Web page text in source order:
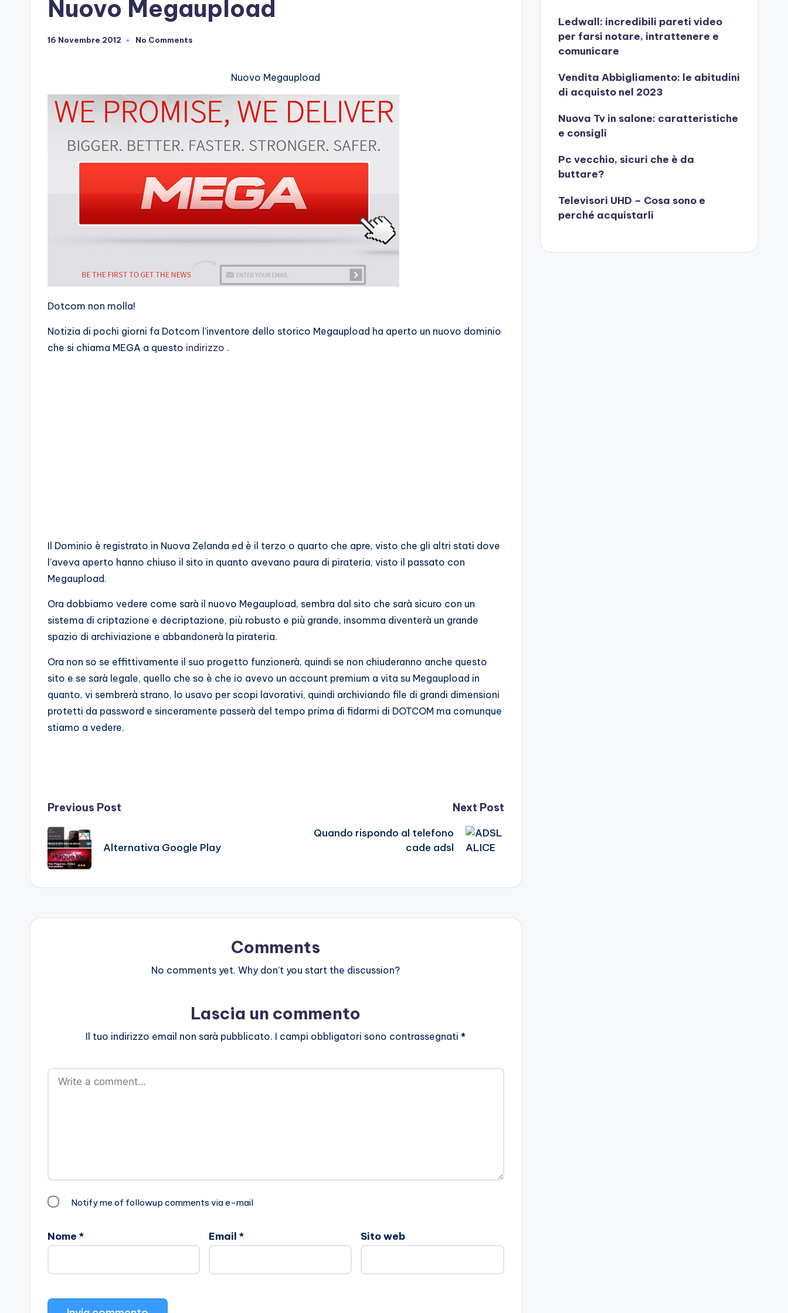
Nuovo Megaupload
16 Novembre 2012 No Comments
Nuovo Megaupload
Dotcom non molla!
Notizia di pochi giorni fa Dotcom l’inventore dello storico Megaupload ha aperto un nuovo dominio
che si chiama MEGA a questo indirizzo .
Il Dominio è registrato in Nuova Zelanda ed è il terzo o quarto che apre, visto che gli altri stati dove
l’aveva aperto hanno chiuso il sito in quanto avevano paura di pirateria, visto il passato con
Megaupload.
Ora dobbiamo vedere come sarà il nuovo Megaupload, sembra dal sito che sarà sicuro con un
sistema di criptazione e decriptazione, più robusto e più grande, insomma diventerà un grande
spazio di archiviazione e abbandonerà la pirateria.
Ora non so se effittivamente il suo progetto funzionerà, quindi se non chiuderanno anche questo
sito e se sarà legale, quello che so è che io avevo un account premium a vita su Megaupload in
quanto, vi sembrerà strano, lo usavo per scopi lavorativi, quindi archiviando file di grandi dimensioni
protetti da password e sinceramente passerà del tempo prima di fidarmi di DOTCOM ma comunque
stiamo a vedere.
Post
navigation
Previous Post
Alternativa Google Play
Next Post
Quando rispondo al telefono
cade adsl
Comments
No comments yet. Why don’t you start the discussion?
Lascia un commento
Il tuo indirizzo email non sarà pubblicato. I campi obbligatori sono contrassegnati*
Notify me of followup comments via e-mail
Nome * Email * Sito web
Ledwall: incredibili pareti video
per farsi notare, intrattenere e
comunicare
Vendita Abbigliamento: le abitudini
di acquisto nel 2023
Nuova Tv in salone: caratteristiche
e consigli
Pc vecchio, sicuri che è da
buttare?
Televisori UHD – Cosa sono e
perché acquistarli